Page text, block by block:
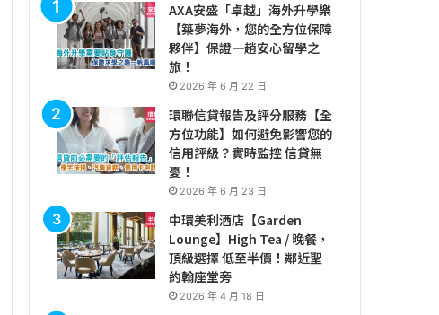
AXA安盛「卓越」海外升學樂
【築夢海外，您的全方位保障
夥伴】保證一趟安心留學之
旅！
2026 年 6 月 22 日
環聯信貸報告及評分服務【全
方位功能】如何避免影響您的
信用評級？實時監控 信貸無
憂！
2026 年 6 月 23 日
中環美利酒店【Garden
Lounge】High Tea / 晚餐，
頂級選擇 低至半價！鄰近聖
約翰座堂旁
2026 年 4 月 18 日